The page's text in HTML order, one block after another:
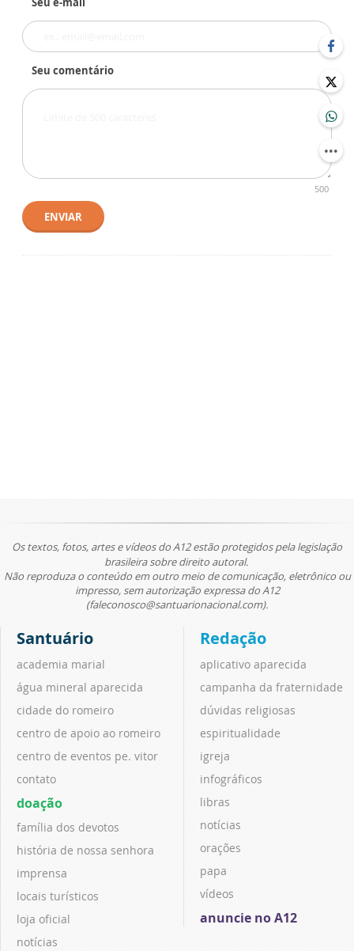
Seu comentário
500
ENVIAR
Os textos, fotos, artes e vídeos do A12 estão protegidos pela legislação
brasileira sobre direito autoral.
Não reproduza o conteúdo em outro meio de comunicação, eletrônico ou
impresso, sem autorização expressa do A12
(faleconosco@santuarionacional.com).
Santuário
academia marial
água mineral aparecida
cidade do romeiro
centro de apoio ao romeiro
centro de eventos pe. vitor
contato
doação
família dos devotos
história de nossa senhora
imprensa
locais turísticos
loja oficial
notícias
Redação
aplicativo aparecida
campanha da fraternidade
dúvidas religiosas
espiritualidade
igreja
infográficos
libras
notícias
orações
papa
vídeos
anuncie no A12